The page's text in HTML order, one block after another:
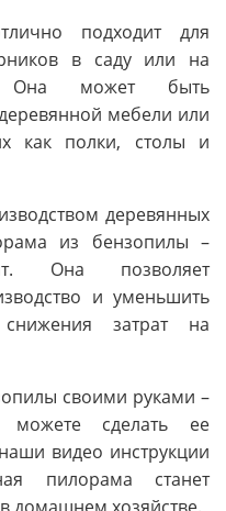
подходит для
в саду или на
Она может быть
мебели или
как полки, столы и
деревянных
из бензопилы –
Она позволяет
и уменьшить
затрат на
своими руками –
сделать ее
видео инструкции
пилорама станет